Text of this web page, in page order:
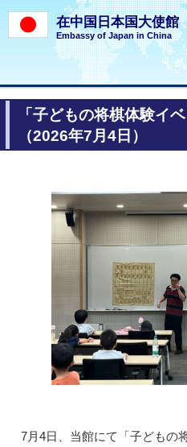
在中国日本国大使館
Embassy of Japan in China
「子どもの将棋体験イ
（2026年7月4日）
7月4日、当館にて「子どもの